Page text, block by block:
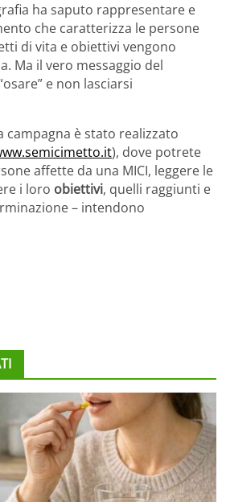
ha saputo rappresentare e
che caratterizza le persone
di vita e obiettivi vengono
Ma il vero messaggio del
e non lasciarsi
campagna è stato realizzato
), dove potrete
affette da una MICI, leggere le
i loro obiettivi, quelli raggiunti e
– intendono